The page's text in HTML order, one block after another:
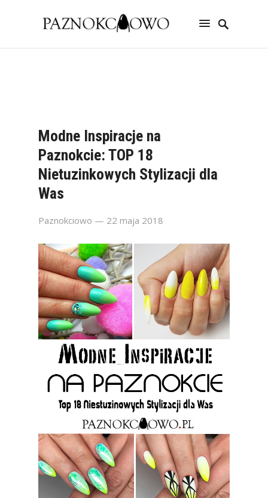
Modne Inspiracje na
Paznokcie: TOP 18
Nietuzinkowych Stylizacji dla
Was
Paznokciowo — 22 maja 2018